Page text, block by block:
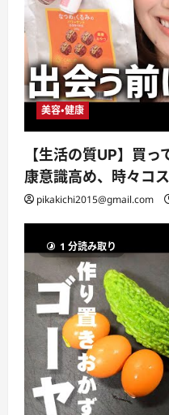
美容・健康
【生活の質UP】買
康意識高め、時々コ
pikakichi2015@gmail.com
1 分読み取り